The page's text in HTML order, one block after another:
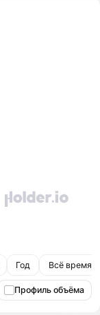
Год Всё время
Профиль объёма